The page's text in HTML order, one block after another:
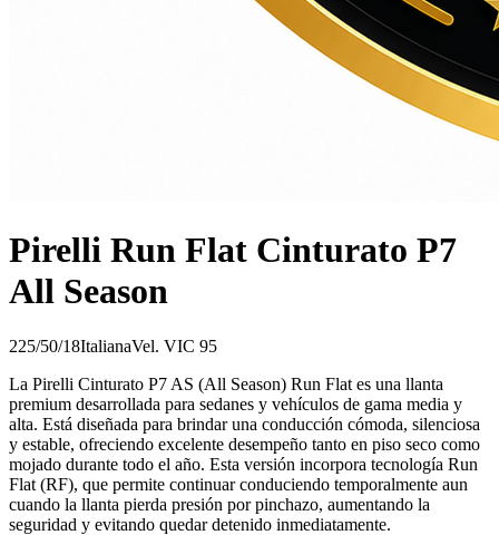
Pirelli Run Flat Cinturato P7
All Season
225/50/18ItalianaVel. VIC 95
La Pirelli Cinturato P7 AS (All Season) Run Flat es una llanta
premium desarrollada para sedanes y vehículos de gama media y
alta. Está diseñada para brindar una conducción cómoda, silenciosa
y estable, ofreciendo excelente desempeño tanto en piso seco como
mojado durante todo el año. Esta versión incorpora tecnología Run
Flat (RF), que permite continuar conduciendo temporalmente aun
cuando la llanta pierda presión por pinchazo, aumentando la
seguridad y evitando quedar detenido inmediatamente.